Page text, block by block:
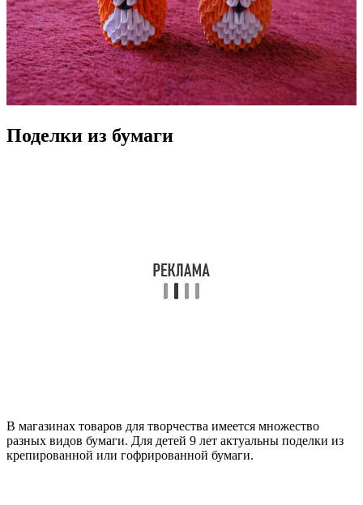
Поделки из бумаги
В магазинах товаров для творчества имеется множество
разных видов бумаги. Для детей 9 лет актуальны поделки из
крепированной или гофрированной бумаги.